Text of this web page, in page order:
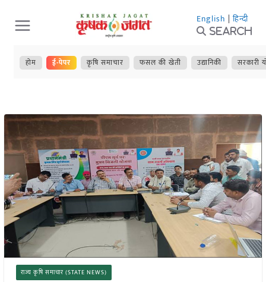
Skip
to
content
English | हिन्दी
Search
होम ई-पेपर कृषि समाचार फसल की खेती उद्यानिकी सरकारी
राज्य कृषि समाचार (STATE NEWS)